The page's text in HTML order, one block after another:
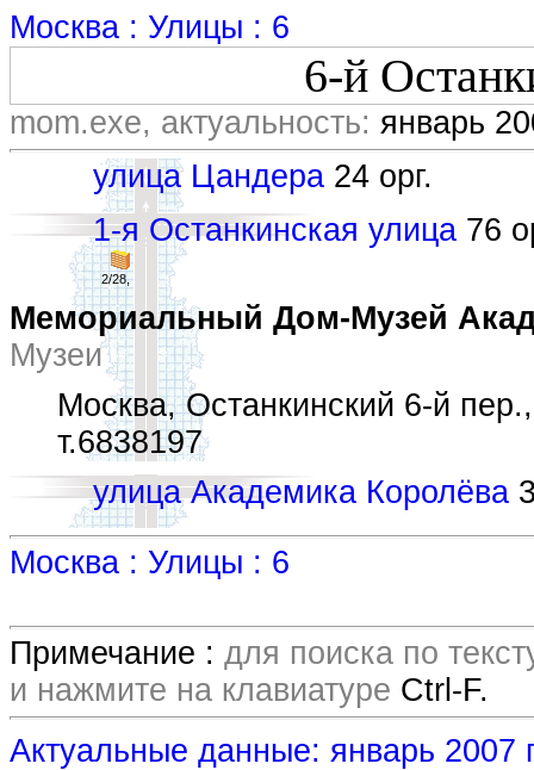
Москва : Улицы : 6
6-й
mom.exe, актуальность: январь
улица Цандера 24 орг.
1-я Останкинская улица 76
2/28,
Мемориальный Дом-Музей
Музеи
Москва, Останкинский 6-й
т.6838197
улица Академика Королёва
Москва : Улицы : 6
Примечание : для поиска по
и нажмите на клавиатуре Ctrl-F.
Актуальные данные: январь 2007